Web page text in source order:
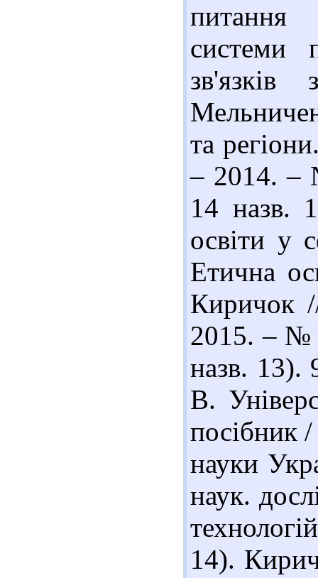
питання
системи
та
– 2014. –
14 назв.
освіти у
Етична
Киричок
2015. – №
назв. 13).
В.
посібник
науки
наук.
14).